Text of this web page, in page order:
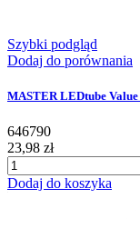
Szybki podgląd
Dodaj do porównania
MASTER LEDtube
646790
23,98 zł
Dodaj do koszyka